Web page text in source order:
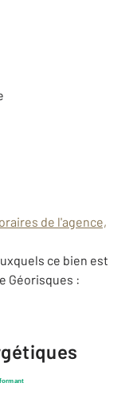
de l'agence,
ce bien est
Géorisques :